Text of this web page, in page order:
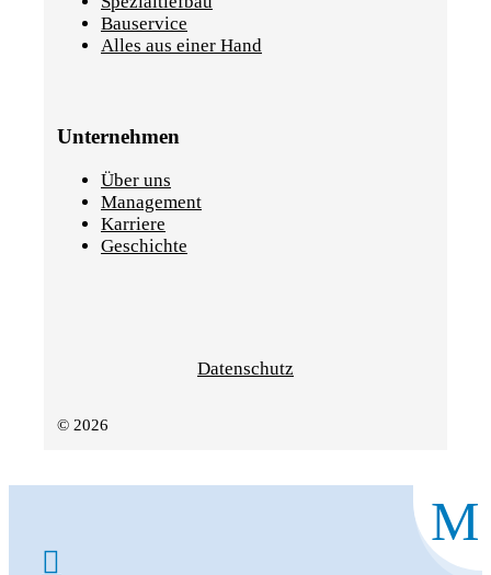
Bauservice
Alles aus einer Hand
Unternehmen
Über uns
Management
Karriere
Geschichte
Datenschutz
© 2026
M
